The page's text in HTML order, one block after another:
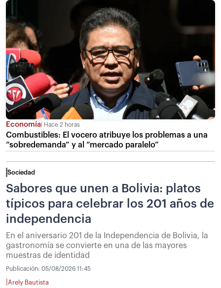
Economía Hace 2 horas
Combustibles: El vocero atribuye los problemas a una
“sobredemanda” y al “mercado paralelo”
Sociedad
Sabores que unen a Bolivia: platos
típicos para celebrar los 201 años de
independencia
En el aniversario 201 de la Independencia de Bolivia, la
gastronomía se convierte en una de las mayores
muestras de identidad
Publicación: 05/08/2026 11:45
Arely Bautista